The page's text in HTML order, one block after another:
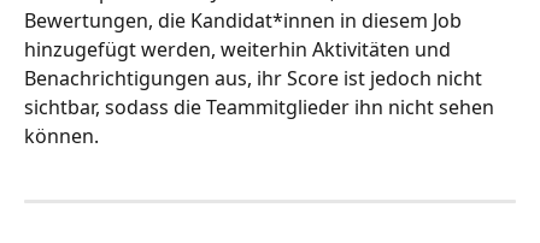
Bewertungen, die Kandidat*innen in diesem Job
hinzugefügt werden, weiterhin Aktivitäten und
Benachrichtigungen aus, ihr Score ist jedoch nicht
sichtbar, sodass die Teammitglieder ihn nicht sehen
können.